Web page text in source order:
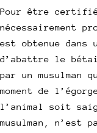
Pour être
nécessairement
est obtenue
d’abattre le
par un musulman
moment de
l’animal soit
musulman, n’est